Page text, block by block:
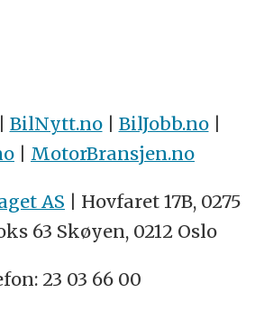
BilNytt.no| BilJobb.no|
| MotorBransjen.no
AS | Hovfaret 17B, 0275
63 Skøyen, 0212 Oslo
23 03 66 00